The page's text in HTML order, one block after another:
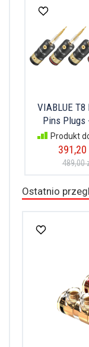
VIABLUE T8
Pins Plugs
Produkt
391,20
489,00
Ostatnio